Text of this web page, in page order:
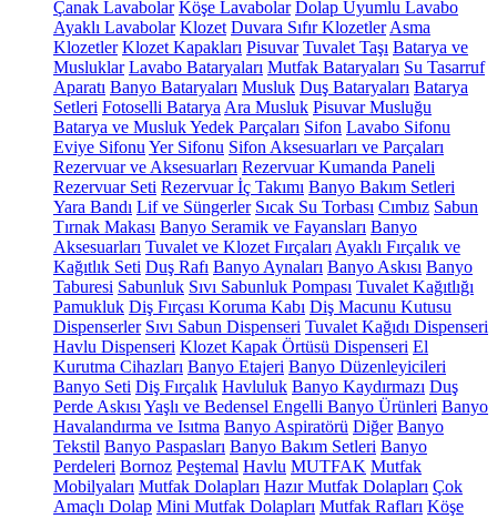
Çanak Lavabolar Köşe Lavabolar Dolap Uyumlu Lavabo
Ayaklı Lavabolar Klozet Duvara Sıfır Klozetler Asma
Klozetler Klozet Kapakları Pisuvar Tuvalet Taşı Batarya ve
Musluklar Lavabo Bataryaları Mutfak Bataryaları Su Tasarruf
Aparatı Banyo Bataryaları Musluk Duş Bataryaları Batarya
Setleri Fotoselli Batarya Ara Musluk Pisuvar Musluğu
Batarya ve Musluk Yedek Parçaları Sifon Lavabo Sifonu
Eviye Sifonu Yer Sifonu Sifon Aksesuarları ve Parçaları
Rezervuar ve Aksesuarları Rezervuar Kumanda Paneli
Rezervuar Seti Rezervuar İç Takımı Banyo Bakım Setleri
Yara Bandı Lif ve Süngerler Sıcak Su Torbası Cımbız Sabun
Tırnak Makası Banyo Seramik ve Fayansları Banyo
Aksesuarları Tuvalet ve Klozet Fırçaları Ayaklı Fırçalık ve
Kağıtlık Seti Duş Rafı Banyo Aynaları Banyo Askısı Banyo
Taburesi Sabunluk Sıvı Sabunluk Pompası Tuvalet Kağıtlığı
Pamukluk Diş Fırçası Koruma Kabı Diş Macunu Kutusu
Dispenserler Sıvı Sabun Dispenseri Tuvalet Kağıdı Dispenseri
Havlu Dispenseri Klozet Kapak Örtüsü Dispenseri El
Kurutma Cihazları Banyo Etajeri Banyo Düzenleyicileri
Banyo Seti Diş Fırçalık Havluluk Banyo Kaydırmazı Duş
Perde Askısı Yaşlı ve Bedensel Engelli Banyo Ürünleri Banyo
Havalandırma ve Isıtma Banyo Aspiratörü Diğer Banyo
Tekstil Banyo Paspasları Banyo Bakım Setleri Banyo
Perdeleri Bornoz Peştemal Havlu MUTFAK Mutfak
Mobilyaları Mutfak Dolapları Hazır Mutfak Dolapları Çok
Amaçlı Dolap Mini Mutfak Dolapları Mutfak Rafları Köşe